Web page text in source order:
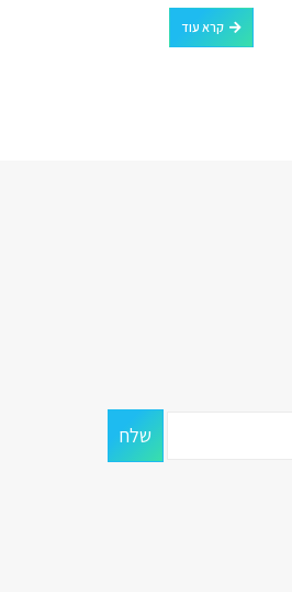
0
out of 5
קרא עוד